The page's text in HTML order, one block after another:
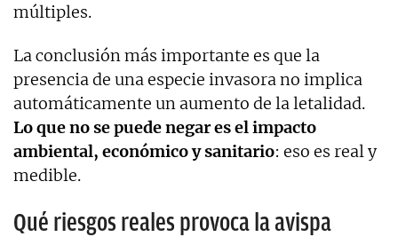
múltiples.
La conclusión más importante es que la
presencia de una especie invasora no implica
automáticamente un aumento de la letalidad.
Lo que no se puede negar es el impacto
ambiental, económico y sanitario: eso es real y
medible.
Qué riesgos reales provoca la avispa